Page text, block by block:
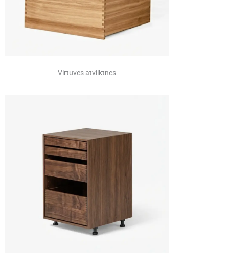
Virtuves atvilktnes